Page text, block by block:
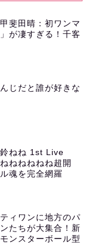
斐田晴：初ワンマ
が凄すぎる！千客
じだと誰が好きな
鈴ねね 1st Live
ねねねねね超開
魂を完全網羅
ィワンに地方のパ
たちが大集合！新
ンスターボール型